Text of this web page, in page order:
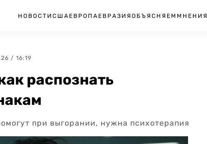
НОВОСТИ США ЕВРОПА ЕВРАЗИЯ ОБЪЯСНЯЕМ МНЕНИЯ
/ 16:19
распознать
при выгорании, нужна психотерапия